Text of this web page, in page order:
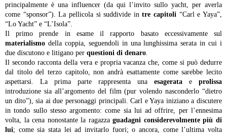
principalmente è una influencer (da qui l’invito sullo yacht, per averla
come “sponsor”). La pellicola si suddivide intre capitoli “Carl e Yaya”,
“Lo Yacht” e “L’Isola”.
Il primo prende in esame il rapporto basato eccessivamente sul
materialismo della coppia, seguendoli in una lunghissima serata in cui i
due discutono e litigano per questioni di denaro.
Il secondo racconta della vera e propria vacanza che, come si può dedurre
dal titolo del terzo capitolo, non andrà esattamente come sarebbe lecito
aspettarsi. La prima parte rappresenta una esagerata e prolissa
introduzione sia all’argomento del film (pur volendo nasconderlo “dietro
un dito”), sia ai due personaggi principali. Carl e Yaya iniziano a discutere
in tondo sullo stesso argomento: come sia lui ad offrire, per l’ennesima
volta, la cena nonostante la ragazzaguadagni considerevolmente più di
lui; come sia stata lei ad invitarlo fuori; o ancora, come l’ultima volta